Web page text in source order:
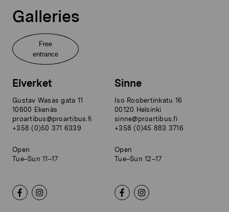
Galleries
Free
entrance
Elverket
Gustav Wasas gata 11
10600 Ekenäs
proartibus@proartibus.fi
+358 (0)50 371 6339
Open
Tue–Sun 11–17
Sinne
Iso Roobertinkatu 16
00120 Helsinki
sinne@proartibus.fi
+358 (0)45 883 3716
Open
Tue–Sun 12–17